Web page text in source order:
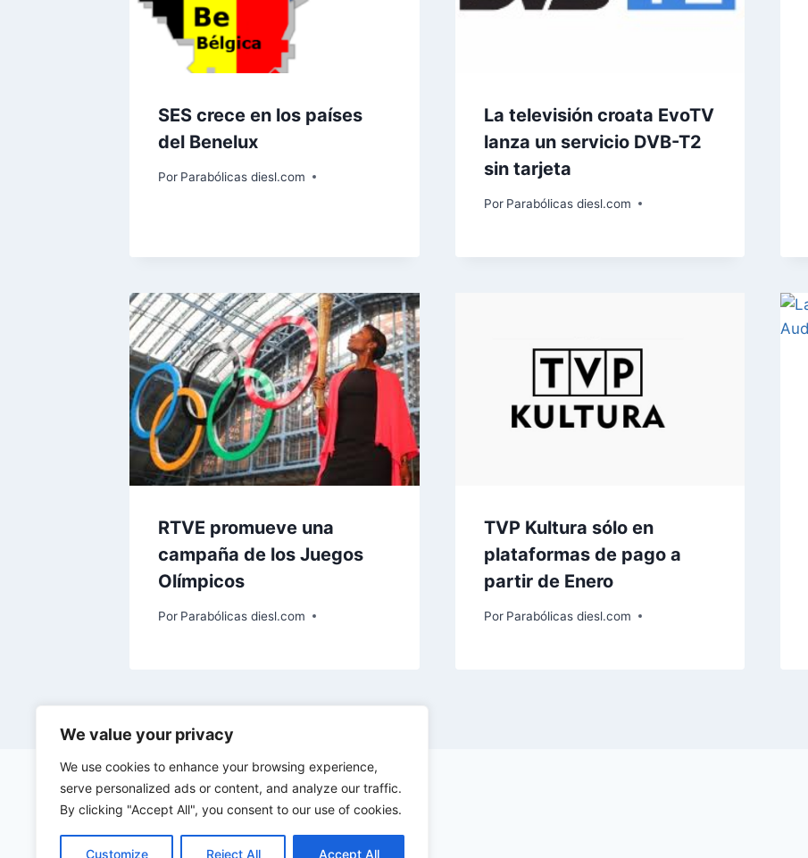
We value your privacy
We use cookies to enhance your browsing experience,
serve personalized ads or content, and analyze our traffic.
By clicking "Accept All", you consent to our use of cookies.
Customize Reject All Accept All
SES crece en los países
del Benelux
Por Parabólicas diesl.com
La televisión croata EvoTV
lanza un servicio DVB-T2
sin tarjeta
Por Parabólicas diesl.com
RTVE promueve una
campaña de los Juegos
Olímpicos
Por Parabólicas diesl.com
TVP Kultura sólo en
plataformas de pago a
partir de Enero
Por Parabólicas diesl.com